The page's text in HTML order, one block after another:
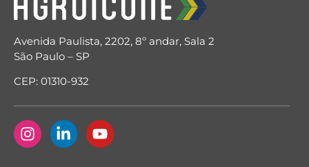
Avenida Paulista, 2202, 8º andar, Sala 2
São Paulo – SP
CEP: 01310-932